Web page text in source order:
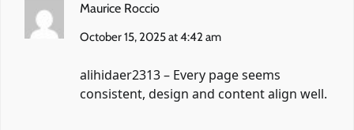
Maurice Roccio
October 15, 2025 at 4:42 am
alihidaer2313– Every page seems
consistent, design and content align well.